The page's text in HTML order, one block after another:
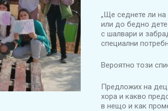
„Ще седнете ли
или до бедно
с шалвари и
специални
Вероятно този
Предложих на
хора и какво
в нещо и как